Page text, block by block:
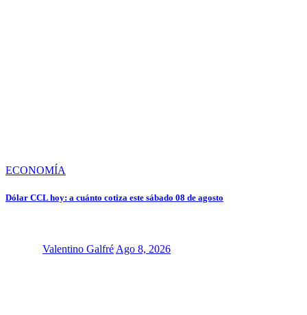
ECONOMÍA
Dólar CCL hoy: a cuánto cotiza este sábado 08 de agosto
Valentino Galfré Ago 8, 2026